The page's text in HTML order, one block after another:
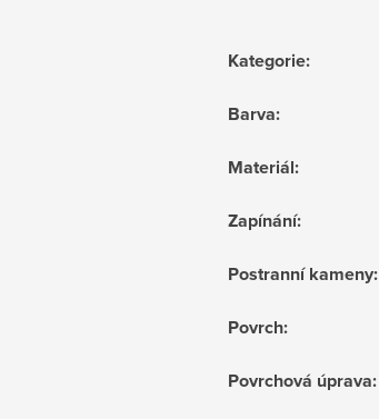
Kategorie:
Barva:
Materiál:
Zapínání:
Postranní kameny:
Povrch:
Povrchová úprava: